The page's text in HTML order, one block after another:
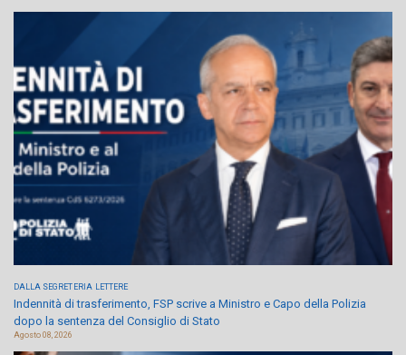
DALLA SEGRETERIA LETTERE
Indennità di trasferimento, FSP scrive a Ministro e Capo della Polizia
dopo la sentenza del Consiglio di Stato
Agosto 08, 2026